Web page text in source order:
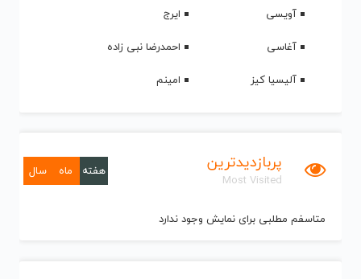
آویسی
ایرج
آغاسی
احمدرضا نبی زاده
آلیسیا کیز
امینم
پربازدیدترین
Most Visited
هفته ماه سال
متاسفم مطلبی برای نمایش وجود ندارد